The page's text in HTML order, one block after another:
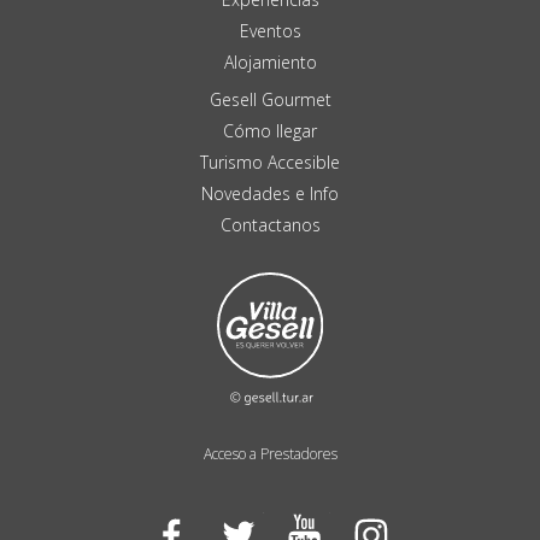
Acceso a Prestadores
Eventos
Alojamiento
Gesell Gourmet
Cómo llegar
Turismo Accesible
Novedades e Info
Contactanos
Facebook Twitter YouTube